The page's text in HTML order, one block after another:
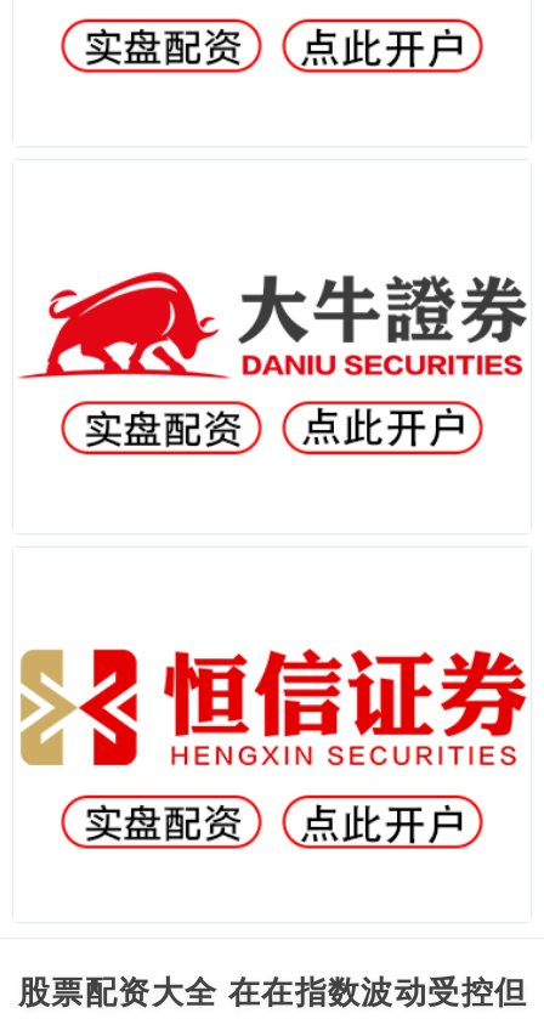
股票配资大全 在在指数波动受控但